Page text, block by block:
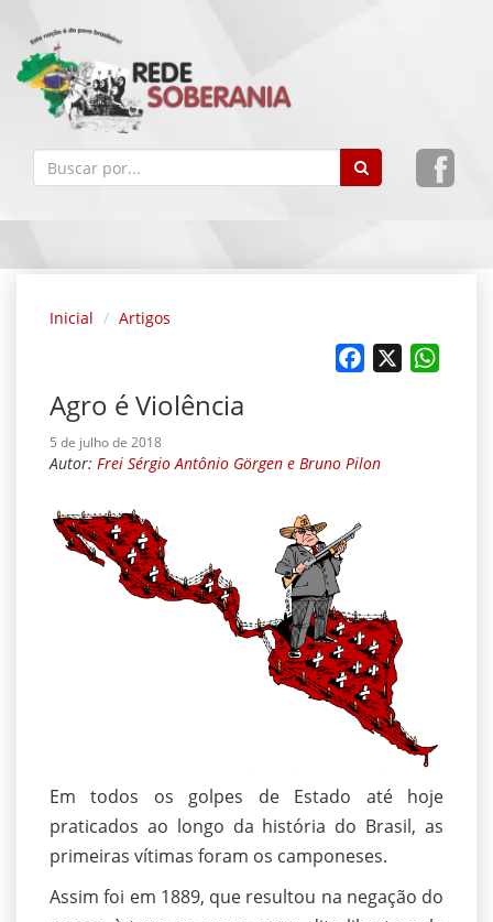
Inicial Artigos
Facebook
Agro é Violência
5 de julho de 2018
Autor: Frei Sérgio Antônio Görgen e Bruno Pilon
Em todos os golpes de Estado até hoje
praticados ao longo da história do Brasil, as
primeiras vítimas foram os camponeses.
Assim foi em 1889, que resultou na negação do